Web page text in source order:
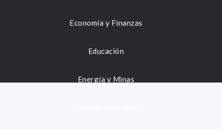
Economía y Finanzas
Educación
Energía y Minas